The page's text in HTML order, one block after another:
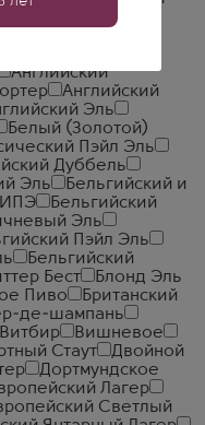
Английский
Английский
Эль
Белый (Золотой)
Пэйл Эль
Дуббель
Эль
Бельгийский и
ИПЭ
Бельгийский
Эль
Пэйл Эль
Бельгийский
Бест
Блонд Эль
Пиво
Британский
де-шампань
Витбир
Вишневое
Стаут
Двойной
Дортмундское
Лагер
Светлый